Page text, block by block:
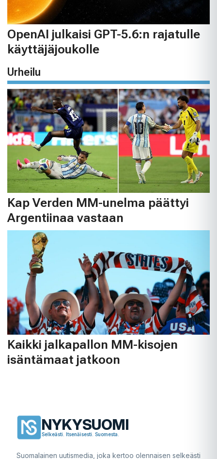
OpenAI julkaisi GPT-5.6:n rajatulle
käyttäjäjoukolle
Urheilu
Kap Verden MM-unelma päättyi
Argentiinaa vastaan
Kaikki jalkapallon MM-kisojen
isäntämaat jatkoon
NYKYSUOMI
Selkeästi. Itsenäisesti. Suomesta.
Suomalainen uutismedia, joka kertoo olennaisen selkeästi